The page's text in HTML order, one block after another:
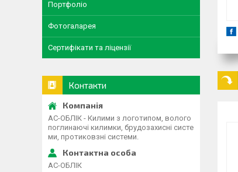
Портфоліо
Фотогаларея
Сертифікати та ліцензії
Контакти
АС-ОБЛІК - Килими з логотипом, волого
поглинаючі килимки, брудозахисні систе
ми, протиковзні системи.
АС-ОБЛІК